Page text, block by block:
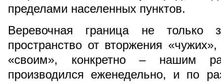
пределами населенных пунктов.
Веревочная граница не только
пространство от вторжения
«своим», конкретно – нашим
производился еженедельно, и по